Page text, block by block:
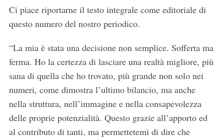
Ci piace riportarne il testo integrale come editoriale di
questo numero del nostro periodico.
“La mia è stata una decisione non semplice. Sofferta ma
ferma. Ho la certezza di lasciare una realtà migliore, più
sana di quella che ho trovato, più grande non solo nei
numeri, come dimostra l’ultimo bilancio, ma anche
nella struttura, nell’immagine e nella consapevolezza
delle proprie potenzialità. Questo grazie all’apporto ed
al contributo di tanti, ma permettetemi di dire che